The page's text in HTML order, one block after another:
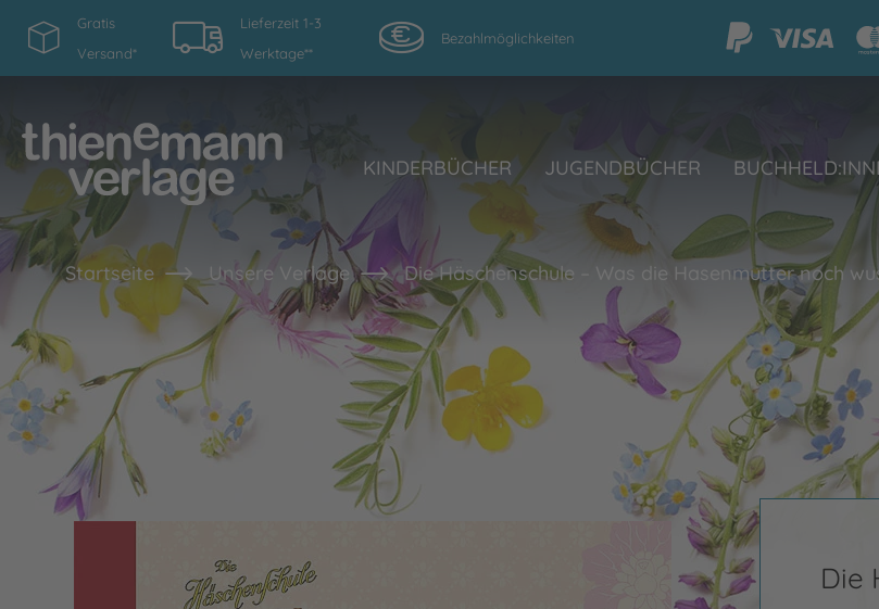
Gratis
Versand*
Lieferzeit 1-3
Werktage**
Bezahlmöglichkeiten
KINDERBÜCHER JUGENDBÜCHER
Startseite Unsere Verlage Die Häschenschule – Was die Hasenmutter noch
Die